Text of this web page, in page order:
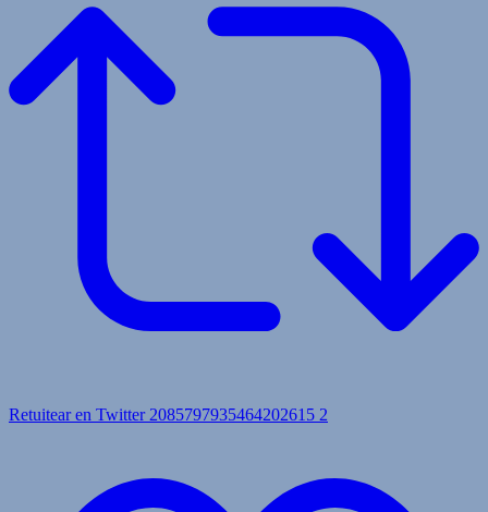
Retuitear en Twitter 2085797935464202615 2